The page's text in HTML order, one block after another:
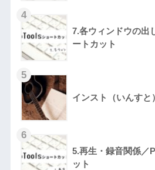
7.各ウィンドウの出
ートカット
インスト（いんすと
5.再生・録音関係／
ット